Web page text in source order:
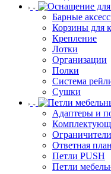
Барные
Корзины для
Крепление
Лотки
Организации
Полки
Система
Сушки
Адаптеры и
Ответная
Петли PUSH
Петли